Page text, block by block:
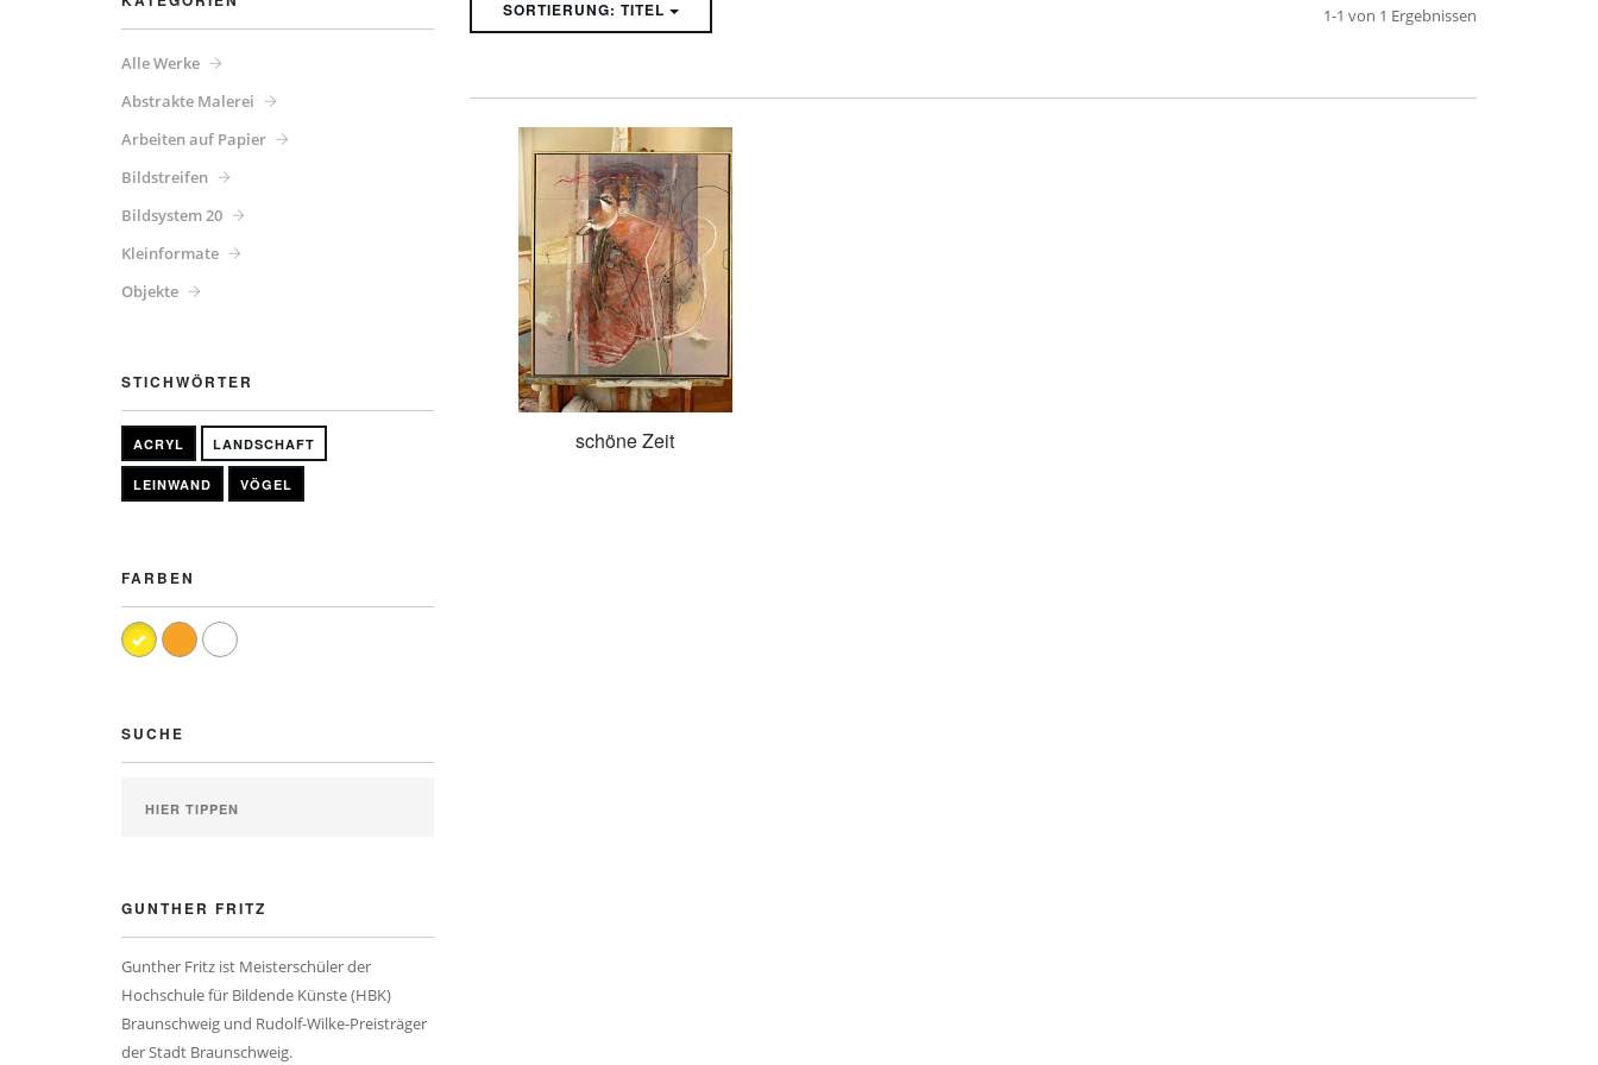
SORTIERUNG: TITEL 1-1 von 1 Ergebnissen
schöne Zeit
Alle Werke
Abstrakte Malerei
Arbeiten auf Papier
Bildstreifen
Bildsystem 20
Kleinformate
Objekte
STICHWÖRTER
ACRYL LANDSCHAFT
LEINWAND VÖGEL
FARBEN
SUCHE
GUNTHER FRITZ
Gunther Fritz ist Meisterschüler der
Hochschule für Bildende Künste (HBK)
Braunschweig und Rudolf-Wilke-Preisträger
der Stadt Braunschweig.